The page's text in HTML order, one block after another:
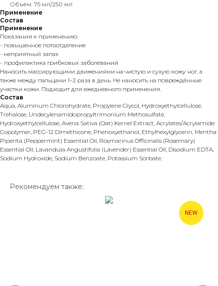
Объём: 75 мл/250 мл
Применение
Состав
Применение
Показания к применению:
- повышенное потоотделение
- неприятный запах
- профилактика грибковых заболеваний
Наносить массирующими движениями на чистую и сухую кожу ног, а
также между пальцами 1–2 раза в день. Не наносить на повреждённые
участки кожи. Подходит для ежедневного применения.
Состав
Aqua, Aluminum Chlorohydrate, Propylene Glycol, Hydroxyethylcellulose,
Trehalose, Undecylenamidopropyltrimonium Methosulfate,
Hydroxyethylcellulose, Avena Sativa (Oat) Kernel Extract, Acrylates/Acrylamide
Copolymer, PEG-12 Dimethicone, Phenoxyethanol, Ethylhexylglycerin, Mentha
Piperita (Peppermint) Essential Oil, Rosmarinus Officinalis (Rosemary)
Essential Oil, Lavandula Angustifolia (Lavender) Essential Oil, Disodium EDTA,
Sodium Hydroxide, Sodium Benzoate, Potassium Sorbate.
Рекомендуем также:
NEW